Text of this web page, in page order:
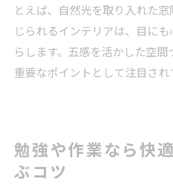
とえば、自然光を取り入れた
じられるインテリアは、目に
らします。五感を活かした空
重要なポイントとして注目され
勉強や作業なら快
ぶコツ